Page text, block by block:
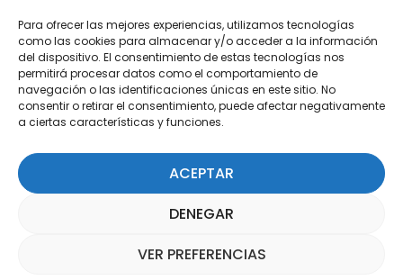
Para ofrecer las mejores experiencias, utilizamos tecnologías
como las cookies para almacenar y/o acceder a la información
del dispositivo. El consentimiento de estas tecnologías nos
permitirá procesar datos como el comportamiento de
navegación o las identificaciones únicas en este sitio. No
consentir o retirar el consentimiento, puede afectar negativamente
a ciertas características y funciones.
ACEPTAR
DENEGAR
VER PREFERENCIAS
SUSCRÍBETE AQUÍ